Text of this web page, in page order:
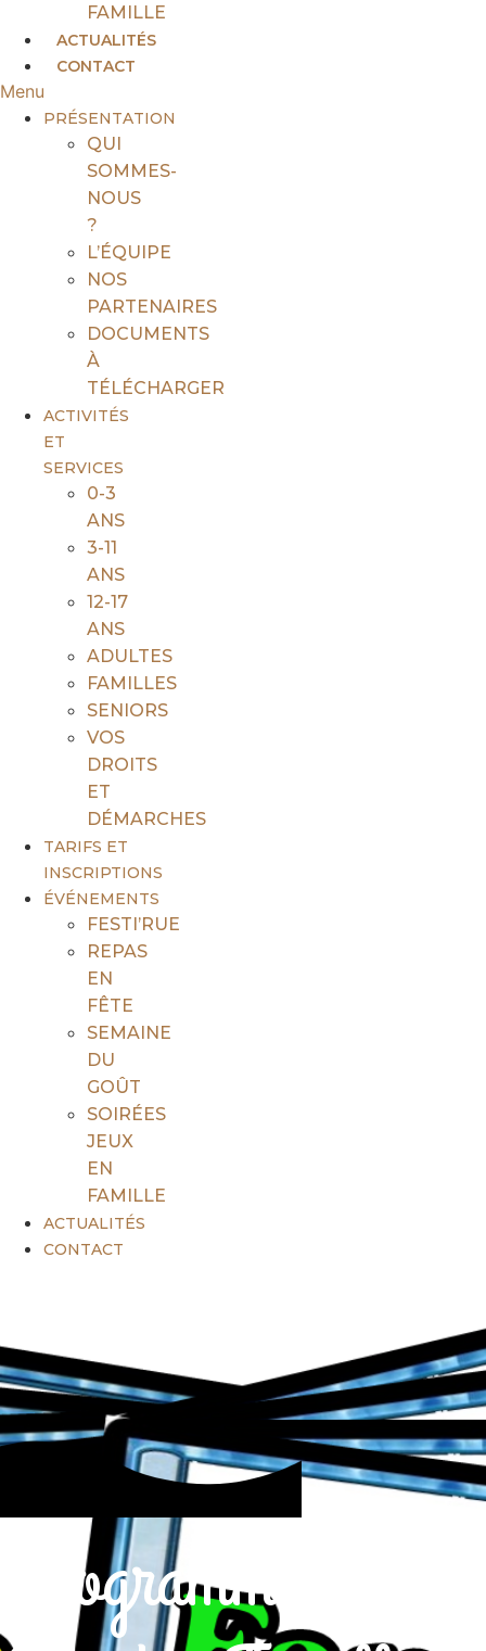
FAMILLE
ACTUALITÉS
CONTACT
Menu
PRÉSENTATION
QUI
SOMMES-
NOUS
?
L’ÉQUIPE
NOS
PARTENAIRES
DOCUMENTS
À
TÉLÉCHARGER
ACTIVITÉS
ET
SERVICES
0-3
ANS
3-11
ANS
12-17
ANS
ADULTES
FAMILLES
SENIORS
VOS
DROITS
ET
DÉMARCHES
TARIFS ET
INSCRIPTIONS
ÉVÉNEMENTS
FESTI’RUE
REPAS
EN
FÊTE
SEMAINE
DU
GOÛT
SOIRÉES
JEUX
EN
FAMILLE
ACTUALITÉS
CONTACT
Programme des